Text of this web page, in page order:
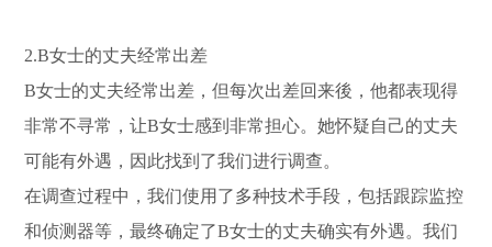
2.B女士的丈夫经常出差
B女士的丈夫经常出差，但每次出差回来後，他都表现得
非常不寻常，让B女士感到非常担心。她怀疑自己的丈夫
可能有外遇，因此找到了我们进行调查。
在调查过程中，我们使用了多种技术手段，包括跟踪监控
和侦测器等，最终确定了B女士的丈夫确实有外遇。我们